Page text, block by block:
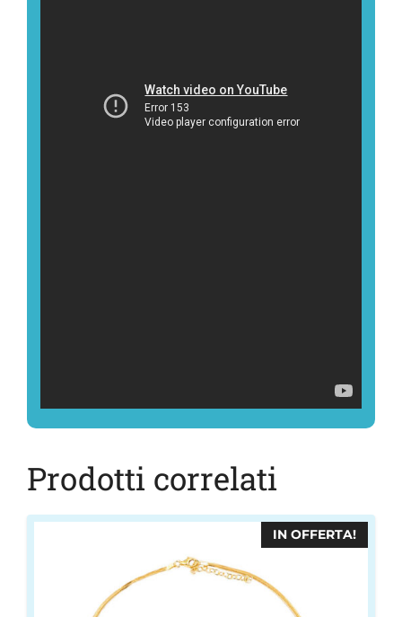
Prodotti correlati
IN OFFERTA!